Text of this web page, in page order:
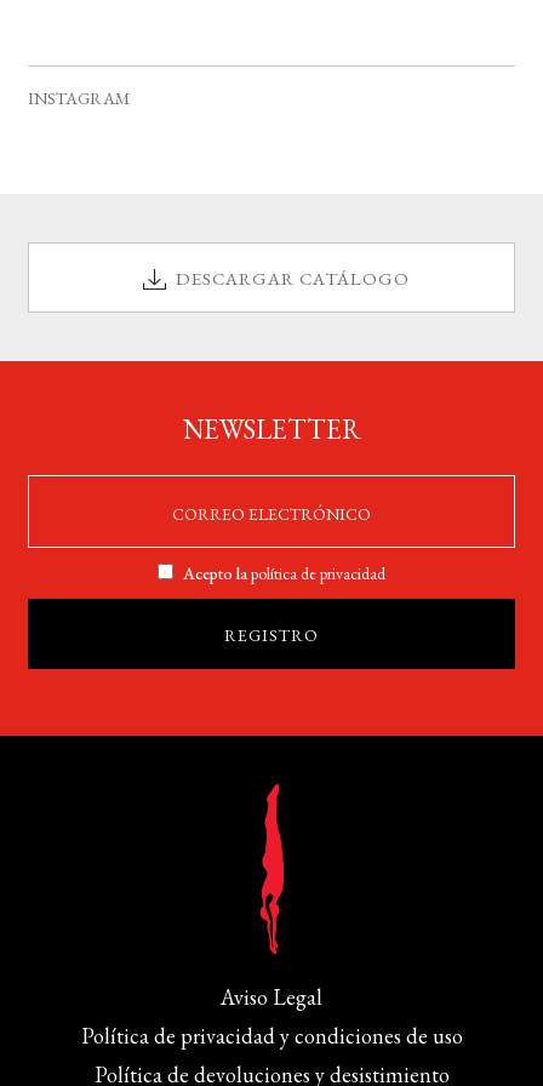
INSTAGRAM
DESCARGAR CATÁLOGO
NEWSLETTER
Acepto lapolítica de privacidad
Aviso Legal
Política de privacidad y condiciones de uso
Política de devoluciones y desistimiento